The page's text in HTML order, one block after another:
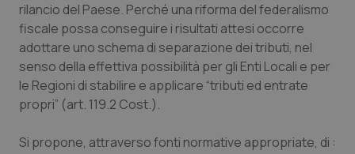
rilancio del Paese. Perché una riforma del federalismo
fiscale possa conseguire i risultati attesi occorre
adottare uno schema di separazione dei tributi, nel
senso della effettiva possibilità per gli Enti Locali e per
le Regioni di stabilire e applicare “tributi ed entrate
propri” (art. 119.2 Cost.).
Si propone, attraverso fonti normative appropriate, di :